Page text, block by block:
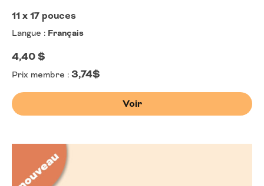
11 x 17 pouces
Langue : Français
4,40$
Prix membre : 3,74$
Voir